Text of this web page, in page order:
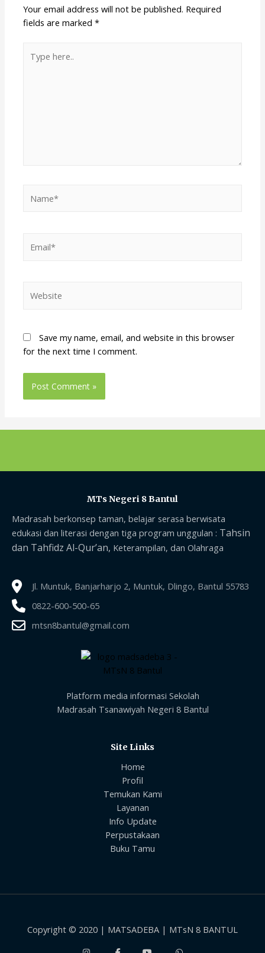
Your email address will not be published. Required
fields are marked*
Save my name, email, and website in this browser
for the next time I comment.
MTs Negeri 8 Bantul
Madrasah berkonsep taman, belajar serasa berwisata
edukasi dan literasi dengan tiga program unggulan : Tahsin
dan Tahfidz Al-Qur’an, Keterampilan, dan Olahraga
Jl. Muntuk, Banjarharjo 2, Muntuk, Dlingo, Bantul 55783
0822-600-500-65
mtsn8bantul@gmail.com
Platform media informasi Sekolah
Madrasah Tsanawiyah Negeri 8 Bantul
Site Links
Home
Profil
Temukan Kami
Layanan
Info Update
Perpustakaan
Buku Tamu
Copyright © 2020 | MATSADEBA | MTsN 8 BANTUL